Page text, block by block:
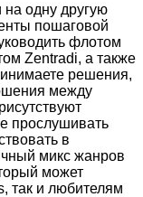
одну другую
пошаговой
флотом
Zentradi, а также
решения,
между
прослушивать
в
микс жанров
может
так и любителям